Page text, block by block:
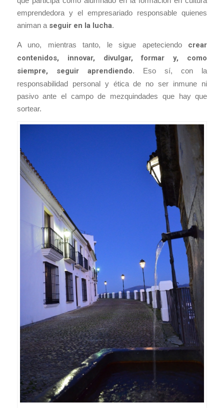
emprendedora y el empresariado responsable quienes
animan a seguir en la lucha.
A uno, mientras tanto, le sigue apeteciendo crear
contenidos, innovar, divulgar, formar y, como
siempre, seguir aprendiendo. Eso sí, con la
responsabilidad personal y ética de no ser inmune ni
pasivo ante el campo de mezquindades que hay que
sortear.